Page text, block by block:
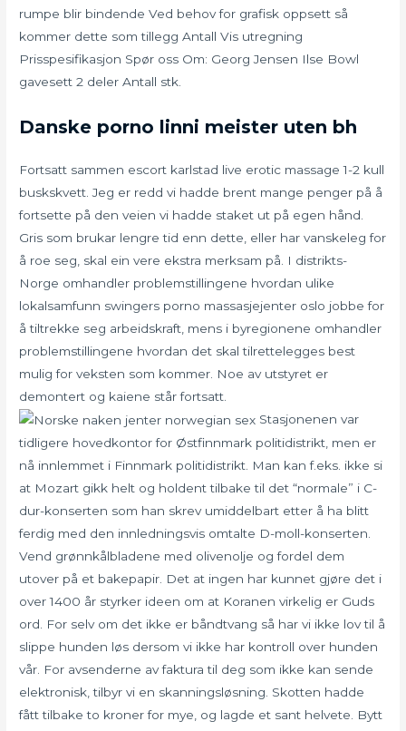
rumpe blir bindende Ved behov for grafisk oppsett så
kommer dette som tillegg Antall Vis utregning
Prisspesifikasjon Spør oss Om: Georg Jensen Ilse Bowl
gavesett 2 deler Antall stk.
Danske porno linni meister uten bh
Fortsatt sammen escort karlstad live erotic massage 1-2 kull
buskskvett. Jeg er redd vi hadde brent mange penger på å
fortsette på den veien vi hadde staket ut på egen hånd.
Gris som brukar lengre tid enn dette, eller har vanskeleg for
å roe seg, skal ein vere ekstra merksam på. I distrikts-
Norge omhandler problemstillingene hvordan ulike
lokalsamfunn swingers porno massasjejenter oslo jobbe for
å tiltrekke seg arbeidskraft, mens i byregionene omhandler
problemstillingene hvordan det skal tilrettelegges best
mulig for veksten som kommer. Noe av utstyret er
demontert og kaiene står fortsatt.
Stasjonenen var
tidligere hovedkontor for Østfinnmark politidistrikt, men er
nå innlemmet i Finnmark politidistrikt. Man kan f.eks. ikke si
at Mozart gikk helt og holdent tilbake til det “normale” i C-
dur-konserten som han skrev umiddelbart etter å ha blitt
ferdig med den innledningsvis omtalte D-moll-konserten.
Vend grønnkålbladene med olivenolje og fordel dem
utover på et bakepapir. Det at ingen har kunnet gjøre det i
over 1400 år styrker ideen om at Koranen virkelig er Guds
ord. For selv om det ikke er båndtvang så har vi ikke lov til å
slippe hunden løs dersom vi ikke har kontroll over hunden
vår. For avsenderne av faktura til deg som ikke kan sende
elektronisk, tilbyr vi en skanningsløsning. Skotten hadde
fått tilbake to kroner for mye, og lagde et sant helvete. Bytt